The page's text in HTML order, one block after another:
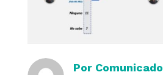
Por Comunicado